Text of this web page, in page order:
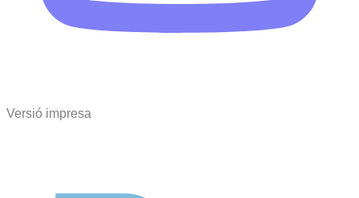
Versió impresa